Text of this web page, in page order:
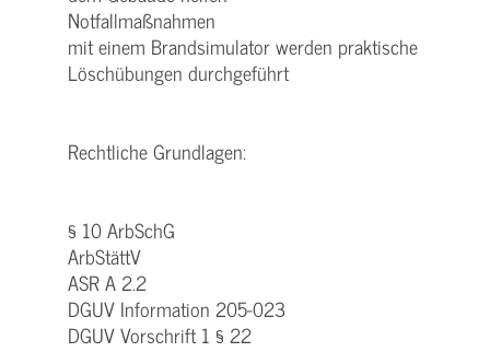
Notfallmaßnahmen
mit einem Brandsimulator werden praktische
Löschübungen durchgeführt
Rechtliche Grundlagen:
§ 10 ArbSchG
ArbStättV
ASR A 2.2
DGUV Information 205-023
DGUV Vorschrift 1 § 22